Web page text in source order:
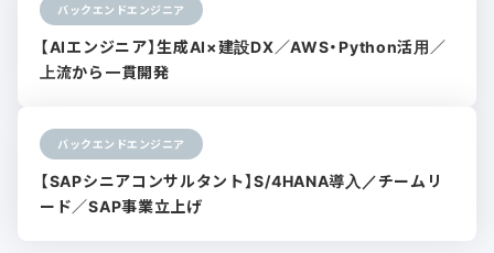
バックエンドエンジニア
【AIエンジニア】生成AI×建設DX／AWS・Python活用／
上流から一貫開発
バックエンドエンジニア
【SAPシニアコンサルタント】S/4HANA導入／チームリ
ード／SAP事業立上げ